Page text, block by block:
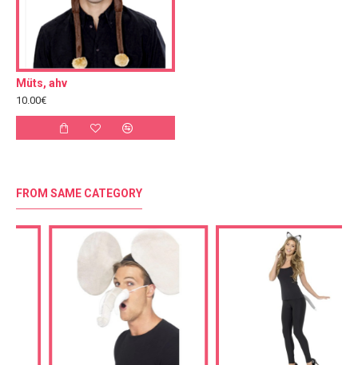
Müts, ahv
10.00€
FROM SAME CATEGORY